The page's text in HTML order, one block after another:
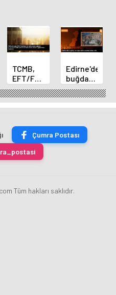
TCMB,
EFT/FAST
işlemleri
için
fazla
uygulamasını
kaldırdı
Edirne'de
buğday
ve arpa
ekim
sezonu
erdi
Çumra Postası
Tüm hakları saklıdır.